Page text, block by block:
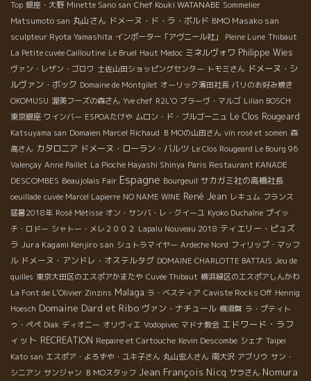
Top 銀座・大野 Minette Sano san Chef Kouki WATANABE Sommelier
Matsumoto san 丸山さん ドメーヌ・ド・ラ・ボルド BMO Masako san
sculpteur Ryota Yamashita インポーター「アヴニール社」 Pleine Lune Thibaut
La Petite cuvée Cailloutine Le Bruel Haut Medoc ミネルヴォワ Philippe Wies
ヴァン・レザン・ゴロワ 土佐山田ショッピングセンター トモミさん ドメーヌ・シ
ルヴァン・ボック Domaine de Montgilet オーリック濱田社長 パリのお好み焼き
OKOMUSU 渥美フーズの森さん Yve chef R2L'O ブラーヴ・マルゴ Lilian BOSCH
東京銀座 ワインバー ESPOAたけや ムロン・ド・ブルゴーニュ Le Clos Rougeard
Katsuyama san Domaien Marcel Richaud ＢＭОの山田さん vin rosé et somen 森
高さん カタロニア ドメーヌ・ローラン・バルツ Le Clos Rougeard Le Bourg 96
Valençay Anne Paillet La Pioche Hayashi Shinya Paris Restaurant KANADE
DESCOMBES Beaujolais Fair Espagne Bourgeuil サカガミ社の高橋社長
oeuillade cuvée Marcel Lapierre NO NAME WINE René Jean レキュム フランス
猛暑2018年 Rosé Métisse オン・サンバ・レ・クイーユ Kyoko Duchaîne プイッ
チ・ロドー シャトー・メレ２００２ Lapalu Nouveau 2018 ティエリー・ピュズ
ラ Jura Kagami Kenjiro san シュトラマイヤー Ardeche Nord フィリップ・マッフ
ル ドメーヌ・アンドレ・オステルタグ DOMAINE CHARLOTTE BATTAIS Jeu de
quilles 東京大田区のエスポアかまたや Cuvée Thibaut 横浜緑区のエスポアしんかわ
La Font de L'Olivier Zinzins Malaga ラ・ベスティア Caviste Rocks Off Hennig
Hoesch Domaine Dard et Ribo ヴァン・ナチュール 横須賀 ラ・プティト
ゥ・ペペ Diak ディオニー オリヴィエ Vodopivec マドナ教会 エドワード・ラフ
ィット RECREATION Repaire et Cartouche Kevin Descombe シェナ Taipei
Kato san エスポア・よろずや・ユキ子さん 丸山宏人さん 南大沢 アブリウ サン・
シニアン サンジャン ＢＭОスタッフ Jean François Nicq サラさん Nomura